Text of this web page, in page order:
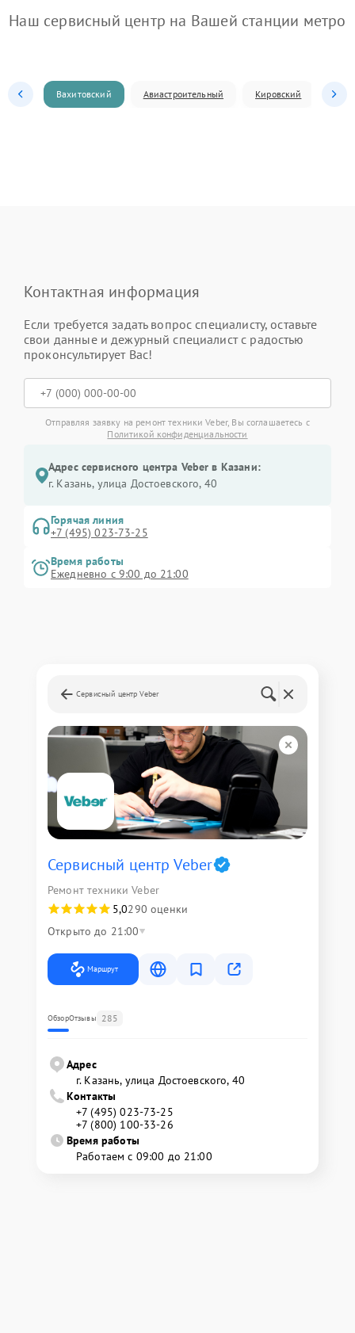
Наш сервисный центр на Вашей станции метро
Вахитовский Авиастроительный Кировский
Контактная информация
Если требуется задать вопрос специалисту, оставьте
свои данные и дежурный специалист с радостью
проконсультирует Вас!
Отправляя заявку на ремонт техники Veber, Вы соглашаетесь с
Политикой конфиденциальности
Адрес сервисного центра Veber в Казани:
г. Казань, улица Достоевского, 40
Горячая линия
+7 (495) 023-73-25
Время работы
Ежедневно с 9:00 до 21:00
Сервисный центр Veber
Сервисный центр Veber
Ремонт техники Veber
5,0290 оценки
Открыто до 21:00
Маршрут
ОбзорОтзывы 285
Адрес
г. Казань, улица Достоевского, 40
Контакты
+7 (495) 023-73-25
+7 (800) 100-33-26
Время работы
Работаем с 09:00 до 21:00